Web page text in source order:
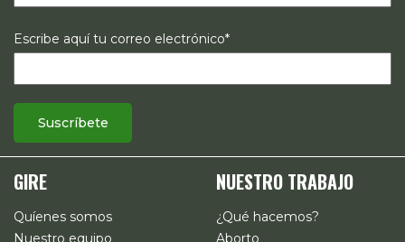
Escribe aquí tu correo electrónico*
GIRE
Quíenes somos
NUESTRO TRABAJO
¿Qué hacemos?